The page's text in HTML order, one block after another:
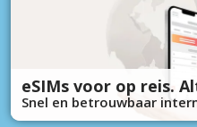
eSIMs voor op reis.
Snel en betrouwbaar